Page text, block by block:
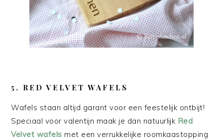
5. RED VELVET WAFELS
Wafels staan altijd garant voor een feestelijk ontbijt!
Speciaal voor valentijn maak je dan natuurlijk Red
Velvet wafels met een verrukkelijke roomkaastopping